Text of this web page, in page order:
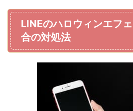
LINEのハロウィンエフ
合の対処法